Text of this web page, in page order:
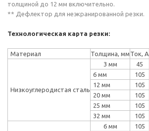
толщиной до 12 мм включительно.
** Дефлектор для неэкранированной резки.
Технологическая карта резки:
Материал Толщина, мм Ток, А
Низкоуглеродистая сталь
3 мм 45
6 мм
105
12 мм
105
20 мм
105
25 мм
105
32 мм
105
6 мм 105